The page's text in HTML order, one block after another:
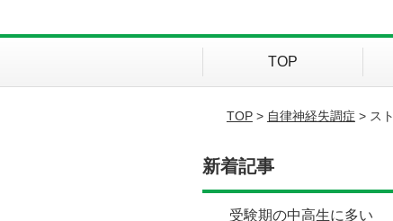
TOP
TOP> 自律神経失調症 > ス
新着記事
受験期の中高生に多い